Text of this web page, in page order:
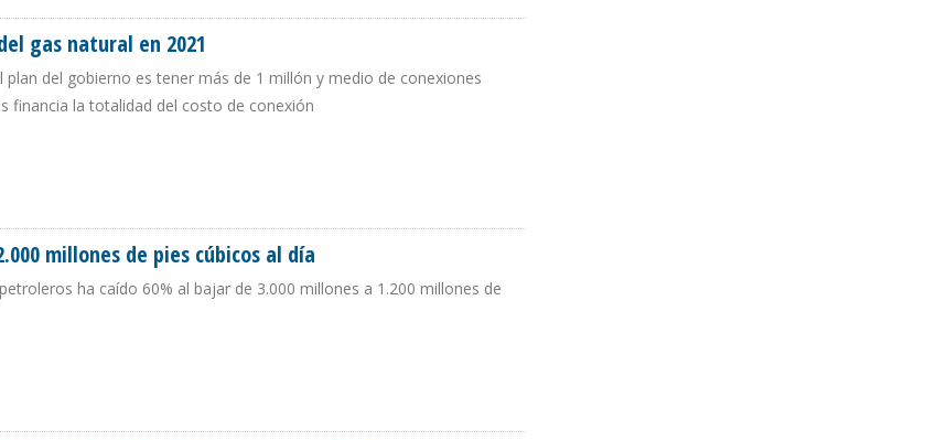
gas natural en 2021
plan del gobierno es tener más de 1 millón y medio de conexiones
financia la totalidad del costo de conexión
millones de pies cúbicos al día
ha caído 60% al bajar de 3.000 millones a 1.200 millones de